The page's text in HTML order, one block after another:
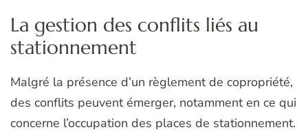
La gestion des conflits liés au
stationnement
Malgré la présence d’un règlement de copropriété,
des conflits peuvent émerger, notamment en ce qui
concerne l’occupation des places de stationnement.